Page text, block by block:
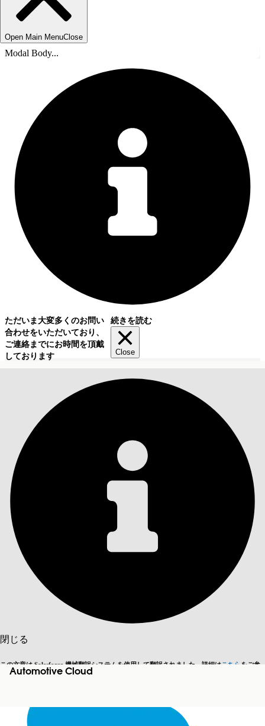
Open Main MenuClose
Modal Body...
ただいま大変多くのお問い
合わせをいただいており、
ご連絡までにお時間を頂戴
しております
続きを読む
Close
閉じる
この文章は Salesforce 機械翻訳システムを使用して翻訳されました。詳細はこちら をご参
照ください。
英語に切り替える
Automotive Cloud
目次